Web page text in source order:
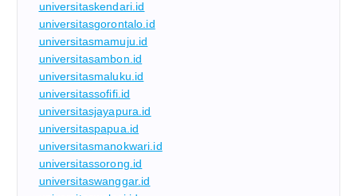
universitaskendari.id
universitasgorontalo.id
universitasmamuju.id
universitasambon.id
universitasmaluku.id
universitassofifi.id
universitasjayapura.id
universitaspapua.id
universitasmanokwari.id
universitassorong.id
universitaswanggar.id